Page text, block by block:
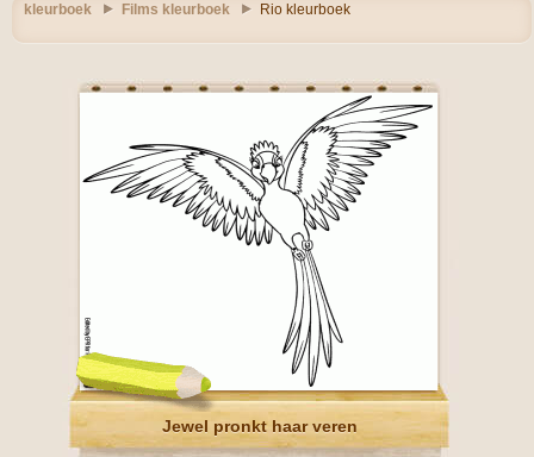
kleurboek Films kleurboek Rio kleurboek
Jewel pronkt haar veren